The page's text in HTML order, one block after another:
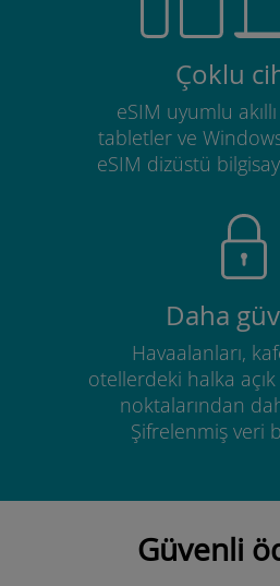
Çoklu
eSIM uyumlu
tabletler ve
eSIM dizüstü
Daha
Havaalanları,
otellerdeki halka açık
noktalarından
Şifrelenmiş veri
Güvenli